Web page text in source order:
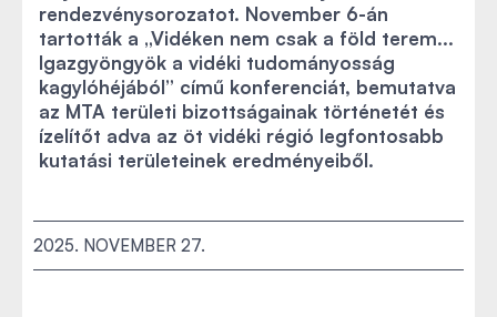
rendezvénysorozatot. November 6-án
tartották a „Vidéken nem csak a föld terem...
Igazgyöngyök a vidéki tudományosság
kagylóhéjából” című konferenciát, bemutatva
az MTA területi bizottságainak történetét és
ízelítőt adva az öt vidéki régió legfontosabb
kutatási területeinek eredményeiből.
2025. NOVEMBER 27.